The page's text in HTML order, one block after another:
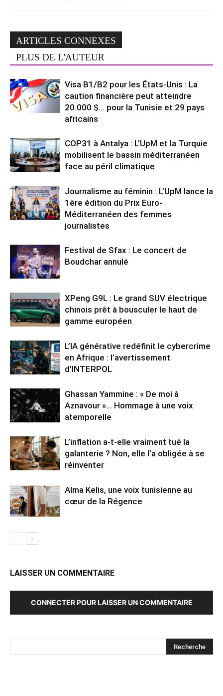
ARTICLES CONNEXES
PLUS DE L'AUTEUR
Visa B1/B2 pour les États-Unis : La
caution financière peut atteindre
20.000 $… pour la Tunisie et 29 pays
africains
COP31 à Antalya : L’UpM et la Turquie
mobilisent le bassin méditerranéen
face au péril climatique
Journalisme au féminin : L’UpM lance la
1ère édition du Prix Euro-
Méditerranéen des femmes
journalistes
Festival de Sfax : Le concert de
Boudchar annulé
XPeng G9L : Le grand SUV électrique
chinois prêt à bousculer le haut de
gamme européen
L’IA générative redéfinit le cybercrime
en Afrique : l’avertissement
d’INTERPOL
Ghassan Yammine : « De moi à
Aznavour »… Hommage à une voix
atemporelle
L’inflation a-t-elle vraiment tué la
galanterie ? Non, elle l’a obligée à se
réinventer
Alma Kelis, une voix tunisienne au
cœur de la Régence
LAISSER UN COMMENTAIRE
CONNECTER POUR LAISSER UN COMMENTAIRE